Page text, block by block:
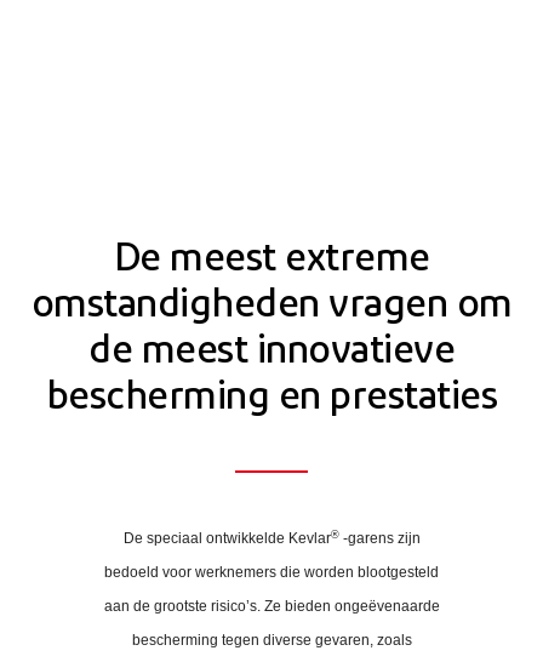
De meest extreme
omstandigheden vragen om
de meest innovatieve
bescherming en prestaties
De speciaal ontwikkelde Kevlar®-garens zijn
bedoeld voor werknemers die worden blootgesteld
aan de grootste risico’s. Ze bieden ongeëvenaarde
bescherming tegen diverse gevaren, zoals